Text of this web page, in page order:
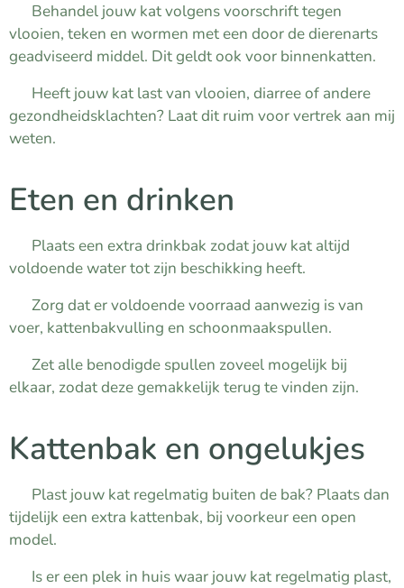
✔ Behandel jouw kat volgens voorschrift tegen
vlooien, teken en wormen met een door de dierenarts
geadviseerd middel. Dit geldt ook voor binnenkatten.
✔ Heeft jouw kat last van vlooien, diarree of andere
gezondheidsklachten? Laat dit ruim voor vertrek aan mij
weten.
Eten en drinken
✔ Plaats een extra drinkbak zodat jouw kat altijd
voldoende water tot zijn beschikking heeft.
✔ Zorg dat er voldoende voorraad aanwezig is van
voer, kattenbakvulling en schoonmaakspullen.
✔ Zet alle benodigde spullen zoveel mogelijk bij
elkaar, zodat deze gemakkelijk terug te vinden zijn.
Kattenbak en ongelukjes
✔ Plast jouw kat regelmatig buiten de bak? Plaats dan
tijdelijk een extra kattenbak, bij voorkeur een open
model.
✔ Is er een plek in huis waar jouw kat regelmatig plast,